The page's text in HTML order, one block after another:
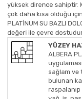
yüksek dirence sahiptir.
çok daha kısa olduğu
PLATİNUM SU BAZLI
değeri ile çevre
YÜZEY
ALBERA
sağlam ve
bulunan
raspalanıp